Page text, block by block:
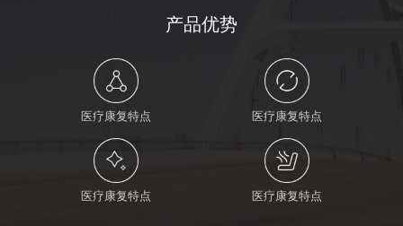
产品优势
医疗康复特点 医疗康复特点
医疗康复特点 医疗康复特点